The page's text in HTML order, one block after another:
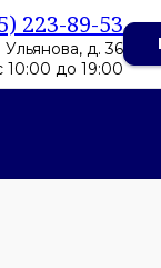
223-89-53
д. 36
10:00 до 19:00